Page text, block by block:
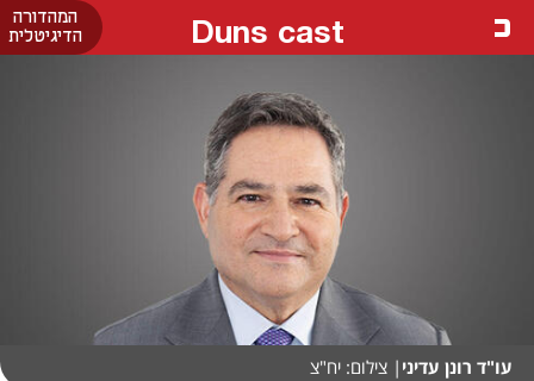
המהדורה
הדיגיטלית
Duns cast
עו"ד רונן עדיני | צילום: יח"צ